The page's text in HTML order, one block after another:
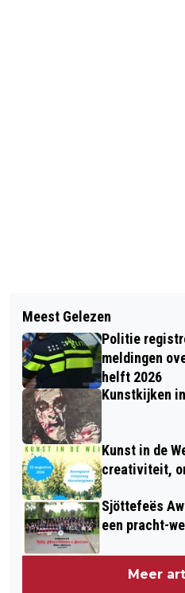
FORTUNA SITTARD
SEIZOEN LANGER
DE LEUKSTE 1
2026
Meest Gelezen
Politie
meldingen
helft 2026
Kunstkijken
Kunst in de
creativiteit,
Sjöttefeës
een pracht-
Meer